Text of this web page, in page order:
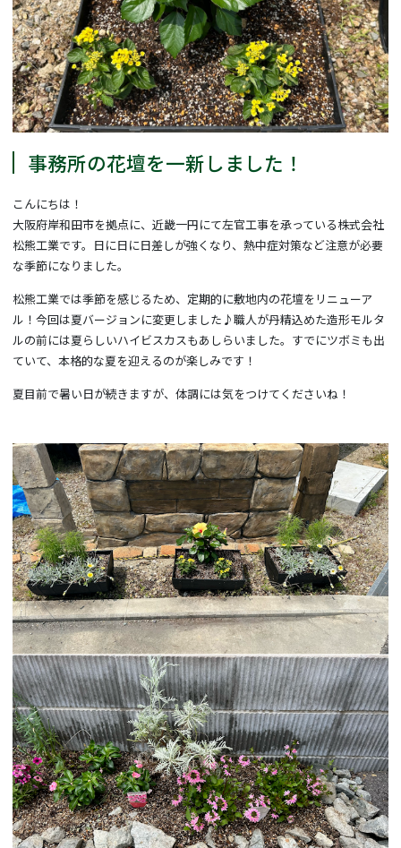
事務所の花壇を一新しました！
こんにちは！
大阪府岸和田市を拠点に、近畿一円にて左官工事を承っている株式会社
松熊工業です。日に日に日差しが強くなり、熱中症対策など注意が必要
な季節になりました。
松熊工業では季節を感じるため、定期的に敷地内の花壇をリニューア
ル！今回は夏バージョンに変更しました♪職人が丹精込めた造形モルタ
ルの前には夏らしいハイビスカスもあしらいました。すでにツボミも出
ていて、本格的な夏を迎えるのが楽しみです！
夏目前で暑い日が続きますが、体調には気をつけてくださいね！